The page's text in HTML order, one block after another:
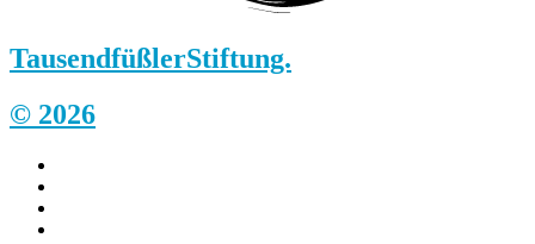
TausendfüßlerStiftung.
© 2026